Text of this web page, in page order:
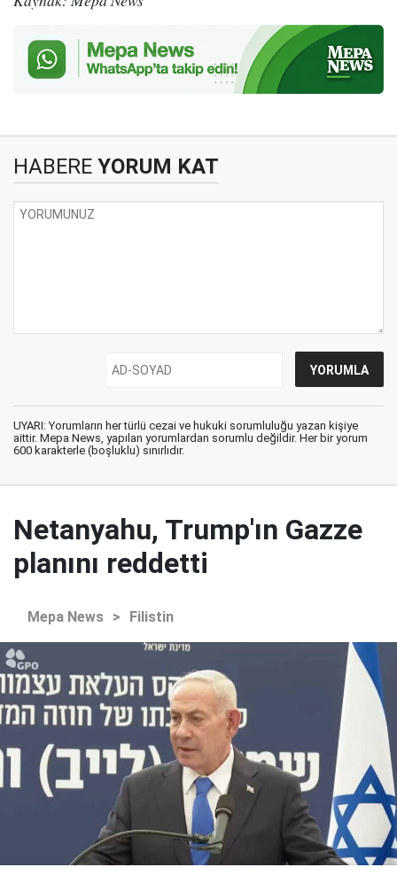
HABERE YORUM KAT
UYARI: Yorumların her türlü cezai ve hukuki sorumluluğu yazan kişiye
aittir. Mepa News, yapılan yorumlardan sorumlu değildir. Her bir yorum
600 karakterle (boşluklu) sınırlıdır.
Netanyahu, Trump'ın Gazze
planını reddetti
Mepa News > Filistin